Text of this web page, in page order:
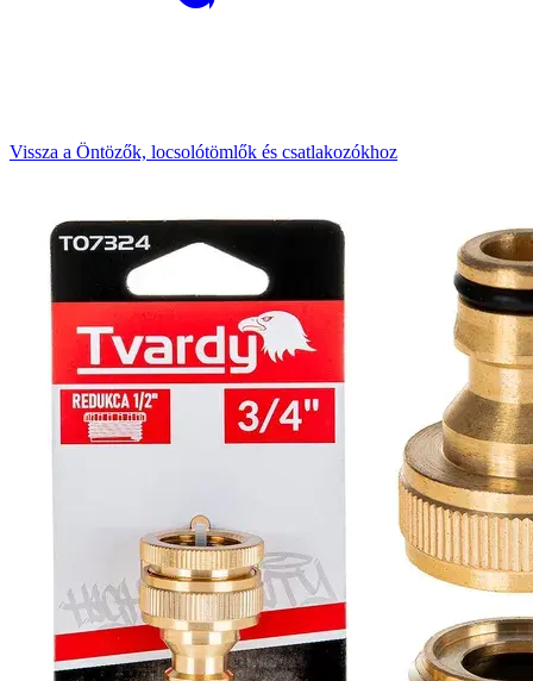
Vissza a Öntözők, locsolótömlők és csatlakozókhoz